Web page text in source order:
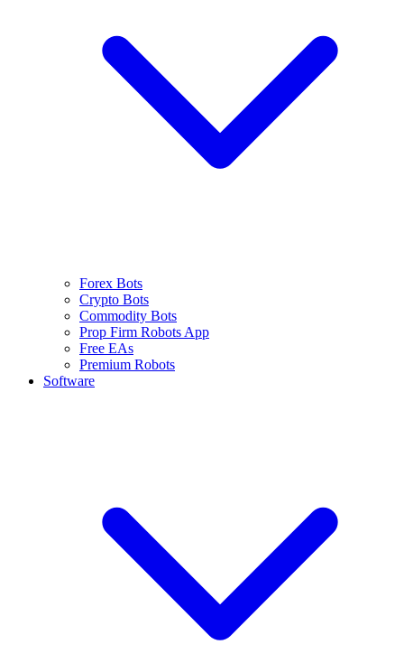
Forex Bots
Crypto Bots
Commodity Bots
Prop Firm Robots App
Free EAs
Premium Robots
Software